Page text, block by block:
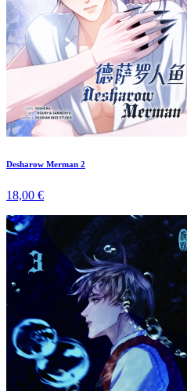
Desharow Merman 2
18,00 €